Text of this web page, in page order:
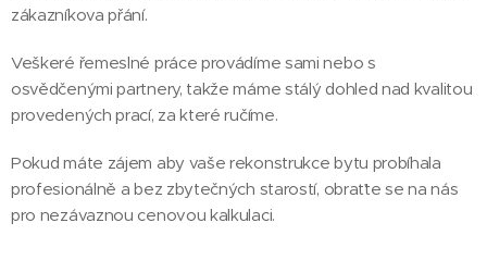
zákazníkova přání.
Veškeré řemeslné práce provádíme sami nebo s
osvědčenými partnery, takže máme stálý dohled nad kvalitou
provedených prací, za které ručíme.
Pokud máte zájem aby vaše rekonstrukce bytu probíhala
profesionálně a bez zbytečných starostí, obraťte se na nás
pro nezávaznou cenovou kalkulaci.